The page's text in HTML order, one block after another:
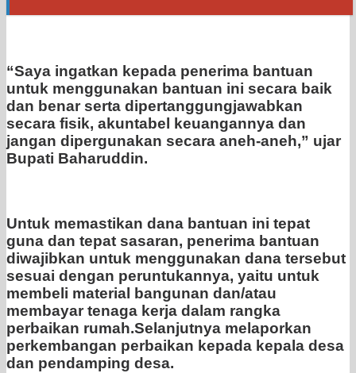
“Saya ingatkan kepada penerima bantuan
untuk menggunakan bantuan ini secara baik
dan benar serta dipertanggungjawabkan
secara fisik, akuntabel keuangannya dan
jangan dipergunakan secara aneh-aneh,” ujar
Bupati Baharuddin.
Untuk memastikan dana bantuan ini tepat
guna dan tepat sasaran, penerima bantuan
diwajibkan untuk menggunakan dana tersebut
sesuai dengan peruntukannya, yaitu untuk
membeli material bangunan dan/atau
membayar tenaga kerja dalam rangka
perbaikan rumah.Selanjutnya melaporkan
perkembangan perbaikan kepada kepala desa
dan pendamping desa.